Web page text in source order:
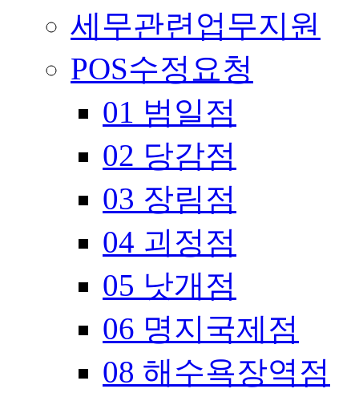
세무관련업무지원
POS수정요청
01 범일점
02 당감점
03 장림점
04 괴정점
05 낫개점
06 명지국제점
08 해수욕장역점